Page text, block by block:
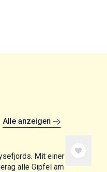
Alle anzeigen
Mit einer Höhe
alle Gipfel am